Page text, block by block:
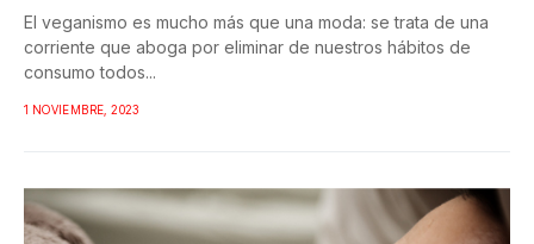
El veganismo es mucho más que una moda: se trata de una
corriente que aboga por eliminar de nuestros hábitos de
consumo todos...
1 NOVIEMBRE, 2023